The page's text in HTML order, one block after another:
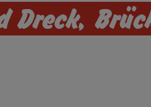
Dreck,